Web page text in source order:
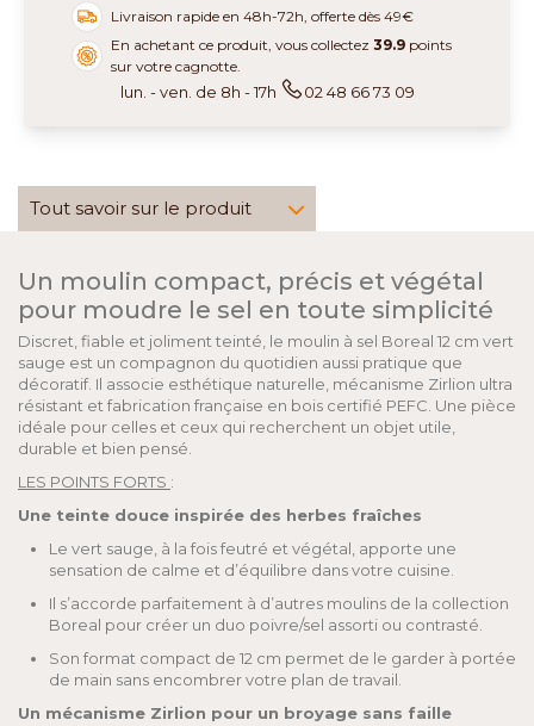
Livraison rapide en 48h-72h, offerte dès 49€
En achetant ce produit, vous collectez39.9 points
sur votre cagnotte.
lun. - ven. de 8h - 17h 02 48 66 73 09
Tout savoir sur le produit
Un moulin compact, précis et végétal
pour moudre le sel en toute simplicité
Discret, fiable et joliment teinté, le moulin à sel Boreal 12 cm vert
sauge est un compagnon du quotidien aussi pratique que
décoratif. Il associe esthétique naturelle, mécanisme Zirlion ultra
résistant et fabrication française en bois certifié PEFC. Une pièce
idéale pour celles et ceux qui recherchent un objet utile,
durable et bien pensé.
LES POINTS FORTS :
Une teinte douce inspirée des herbes fraîches
Le vert sauge, à la fois feutré et végétal, apporte une
sensation de calme et d’équilibre dans votre cuisine.
Il s’accorde parfaitement à d’autres moulins de la collection
Boreal pour créer un duo poivre/sel assorti ou contrasté.
Son format compact de 12 cm permet de le garder à portée
de main sans encombrer votre plan de travail.
Un mécanisme Zirlion pour un broyage sans faille